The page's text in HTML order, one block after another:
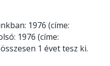
1976 (címe:
1976 (címe:
összesen 1 évet tesz ki.